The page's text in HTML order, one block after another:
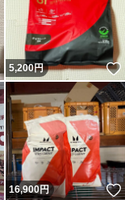
いいね！
5,200円
いいね！
16,900円